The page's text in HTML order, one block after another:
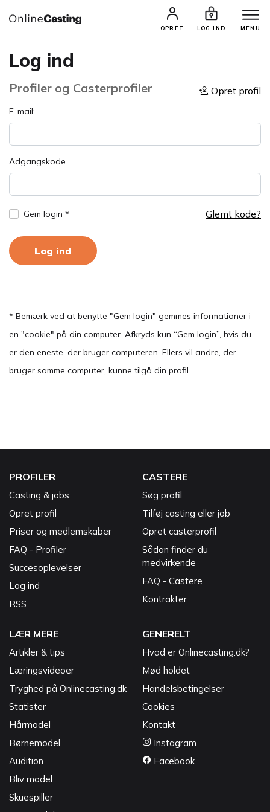
OPRET LOG IND MENU
Log ind
Profiler og Casterprofiler Opret profil
E-mail:
Adgangskode
Gem login * Glemt kode?
Log ind
* Bemærk ved at benytte "Gem login" gemmes informationer i
en "cookie" på din computer. Afkryds kun “Gem login”, hvis du
er den eneste, der bruger computeren. Ellers vil andre, der
bruger samme computer, kunne tilgå din profil.
PROFILER
Casting & jobs
Opret profil
Priser og medlemskaber
FAQ - Profiler
Succesoplevelser
Log ind
RSS
CASTERE
Søg profil
Tilføj casting eller job
Opret casterprofil
Sådan finder du
medvirkende
FAQ - Castere
Kontrakter
LÆR MERE
Artikler & tips
Læringsvideoer
Tryghed på Onlinecasting.dk
Statister
Hårmodel
Børnemodel
Audition
Bliv model
Skuespiller
GENERELT
Hvad er Onlinecasting.dk?
Mød holdet
Handelsbetingelser
Cookies
Kontakt
Instagram
Facebook